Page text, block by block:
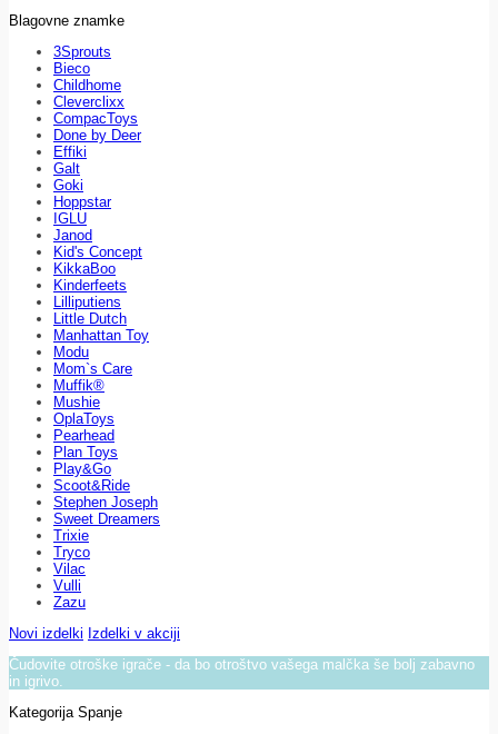
Blagovne znamke
3Sprouts
Bieco
Childhome
Cleverclixx
CompacToys
Done by Deer
Effiki
Galt
Goki
Hoppstar
IGLU
Janod
Kid's Concept
KikkaBoo
Kinderfeets
Lilliputiens
Little Dutch
Manhattan Toy
Modu
Mom`s Care
Muffik®
Mushie
OplaToys
Pearhead
Plan Toys
Play&Go
Scoot&Ride
Stephen Joseph
Sweet Dreamers
Trixie
Tryco
Vilac
Vulli
Zazu
Novi izdelki Izdelki v akciji
Čudovite otroške igrače - da bo otroštvo vašega malčka še bolj zabavno
in igrivo.
Kategorija Spanje